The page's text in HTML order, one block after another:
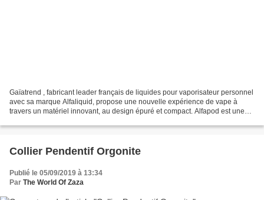
Gaïatrend , fabricant leader français de liquides pour vaporisateur personnel
avec sa marque Alfaliquid, propose une nouvelle expérience de vape à
travers un matériel innovant, au design épuré et compact. Alfapod est une
Collier Pendentif Orgonite
Publié le 05/09/2019 à 13:34
Par The World Of Zaza